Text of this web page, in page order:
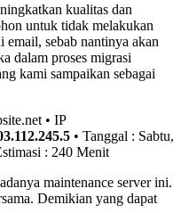
kualitas dan
untuk tidak melakukan
email, sebab nantinya akan
dalam proses migrasi
kami sampaikan sebagai
• IP
• Tanggal : Sabtu,
: 240 Menit
maintenance server ini.
Demikian yang dapat